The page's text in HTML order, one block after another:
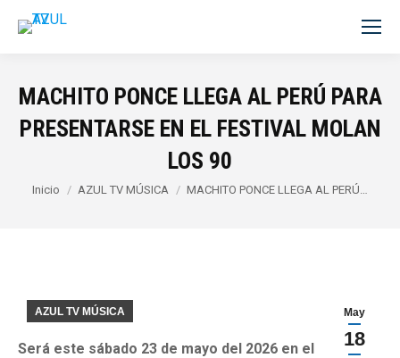
MACHITO PONCE LLEGA AL PERÚ PARA
PRESENTARSE EN EL FESTIVAL MOLAN
LOS 90
Estás aquí:
Inicio AZUL TV MÚSICA MACHITO PONCE LLEGA AL PERÚ…
May
18
AZUL TV MÚSICA
Será este sábado 23 de mayo del 2026 en el